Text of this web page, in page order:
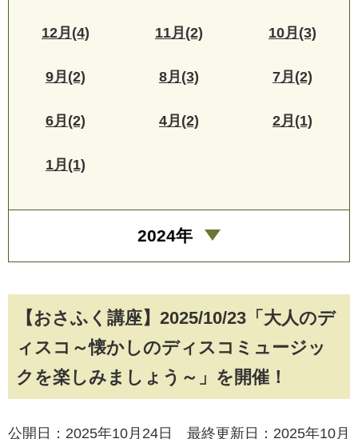
【おさふく講座】2025/10/23「大人のデ
ィスコ～懐かしのディスコミュージッ
クを楽しみましょう～」を開催！
公開日：2025年10月24日 最終更新日：2025年10月
12月(4) 11月(2) 10月(3)
9月(2) 8月(3) 7月(2)
6月(2) 4月(2) 2月(1)
1月(1)
2024年